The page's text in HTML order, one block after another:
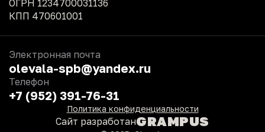
ОГРН 1234700031136
КПП 470601001
Электронная почта
olevala-spb@yandex.ru
Телефон
+7 (952) 391-76-31
Политика конфиденциальности
Сайт разработанGRAMPUS